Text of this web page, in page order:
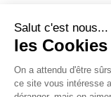
AEF info
Novethic
PRODURABLE
Inclusiv Day
Salut c'est nous...
les Cookies
On a attendu d'être
ce site vous intéresse